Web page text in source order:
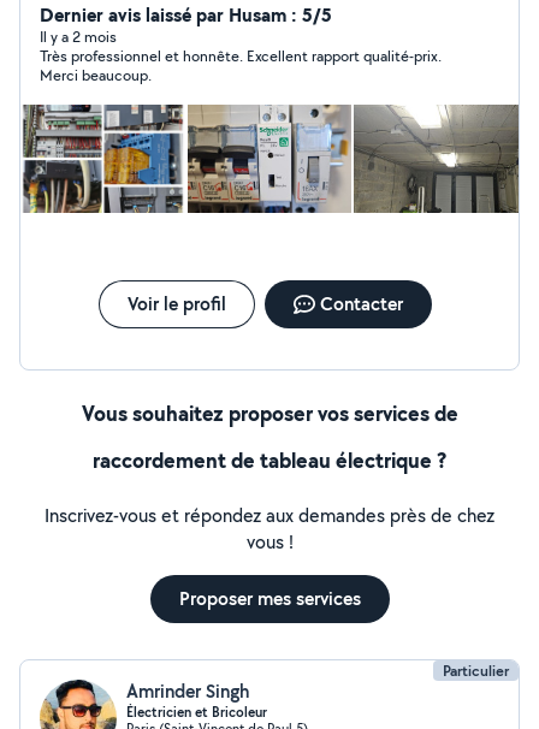
service pour vos besoins en froid, climatisation et
électricité. J'interviens pour le dépannage, l'installation,
l'entretien, la maintenance et la recherche de panne,
avec sérieux, méthode et efficacité. Je travaille aussi
bien sur les climatisations, chambres froides, groupes
froids, vitrines réfrigérées, que sur les installations et
pannes électriques. Mon objectif est de proposer un
travail soigné, un diagnostic fiable et une intervention
adaptée à vos besoins. Prestations proposées :
Maintenance frigorifique Recherche de panne électrique
Petits travaux électriques Éclairage, prises, protections,
remplacement de matériel
Dernier avis laissé par Husam : 5/5
Il y a 2 mois
Très professionnel et honnête. Excellent rapport qualité-prix.
Merci beaucoup.
Voir le profil Contacter
Vous souhaitez proposer vos services de
raccordement de tableau électrique ?
Inscrivez-vous et répondez aux demandes près de chez
vous !
Proposer mes services
Particulier
Amrinder Singh
Électricien et Bricoleur